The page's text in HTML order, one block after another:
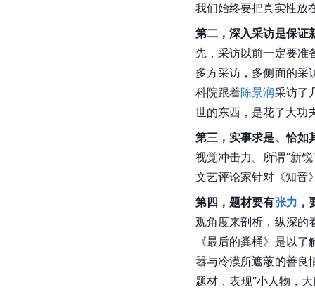
我们始终要把真实性放
第二，深入采访是保证
先，采访以前一定要准
多方采访，多侧面的采
科院跟着陈景润采访了
世的东西，是花了大功
第三，实事求是、恰如
视觉冲击力。所谓“新
文艺评论家针对《知音
第四，题材要有张力
观角度来剖析，纵深的
《最后的粪桶》是以
嚣与冷漠所遮蔽的善良
题材，表现“小人物，